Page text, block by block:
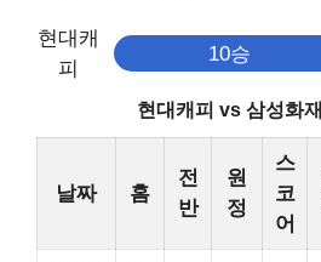
현대캐
피
10승
현대캐피 vs 삼성화
날짜 홈
전
반
원
정
스
코
어